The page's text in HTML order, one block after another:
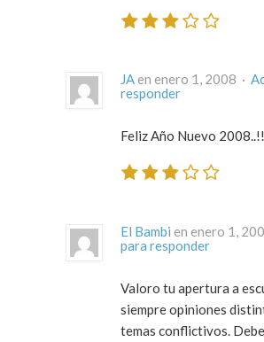
JA en enero 1, 2008 ·
responder
Feliz Año Nuevo 2008..!!
El Bambi
para responder
Valoro tu apertura a
siempre opiniones
temas conflictivos.